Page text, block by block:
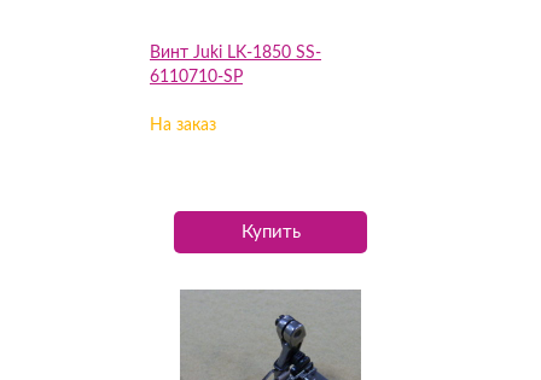
Винт Juki LK-1850 SS-
6110710-SP
На заказ
Купить